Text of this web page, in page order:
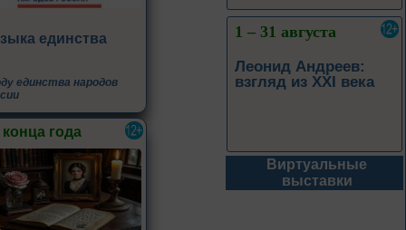
единства
единства народов
года
1 – 31 августа
Леонид Андреев:
взгляд из XXI века
1 – 31 августа
Виртуальные
выставки